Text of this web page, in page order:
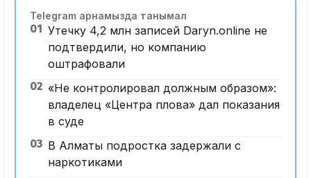
Telegram арнамызда танымал
01 Утечку 4,2 млн записей Daryn.online не
подтвердили, но компанию
оштрафовали
02 «Не контролировал должным образом»:
владелец «Центра плова» дал показания
в суде
03 В Алматы подростка задержали с
наркотиками